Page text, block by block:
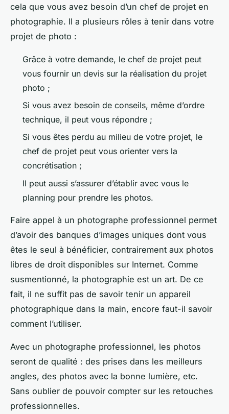
cela que vous avez besoin d’un chef de projet en
photographie. Il a plusieurs rôles à tenir dans votre
projet de photo :
Grâce à votre demande, le chef de projet peut
vous fournir un devis sur la réalisation du projet
photo ;
Si vous avez besoin de conseils, même d’ordre
technique, il peut vous répondre ;
Si vous êtes perdu au milieu de votre projet, le
chef de projet peut vous orienter vers la
concrétisation ;
Il peut aussi s’assurer d’établir avec vous le
planning pour prendre les photos.
Faire appel à un photographe professionnel permet
d’avoir des banques d’images uniques dont vous
êtes le seul à bénéficier, contrairement aux photos
libres de droit disponibles sur Internet. Comme
susmentionné, la photographie est un art. De ce
fait, il ne suffit pas de savoir tenir un appareil
photographique dans la main, encore faut-il savoir
comment l’utiliser.
Avec un photographe professionnel, les photos
seront de qualité : des prises dans les meilleurs
angles, des photos avec la bonne lumière, etc.
Sans oublier de pouvoir compter sur les retouches
professionnelles.